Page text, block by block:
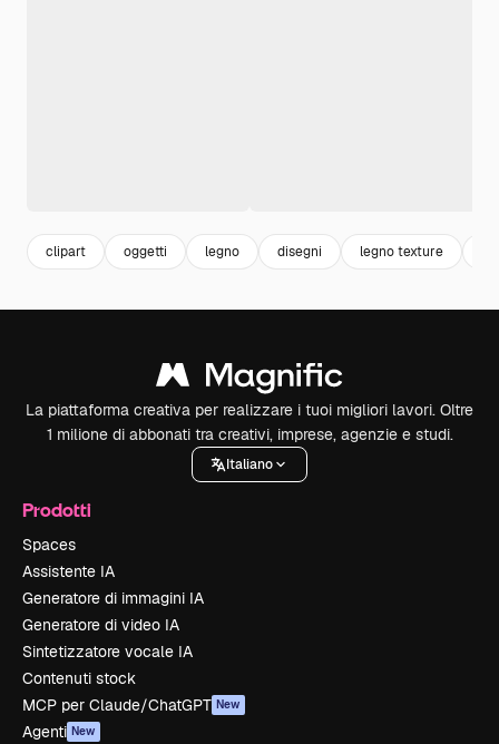
clipart oggetti legno disegni legno texture
La piattaforma creativa per realizzare i tuoi migliori lavori. Oltre
1 milione di abbonati tra creativi, imprese, agenzie e studi.
Italiano
Prodotti
Spaces
Assistente IA
Generatore di immagini IA
Generatore di video IA
Sintetizzatore vocale IA
Contenuti stock
MCP per Claude/ChatGPT New
Agenti New